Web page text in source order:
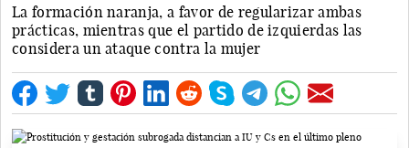
La formación naranja, a favor de regularizar ambas
prácticas, mientras que el partido de izquierdas las
considera un ataque contra la mujer